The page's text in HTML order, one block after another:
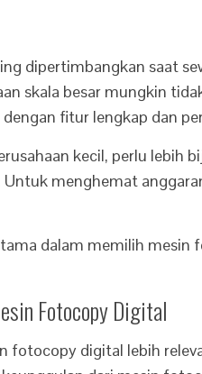
dipertimbangkan saat
skala besar mungkin
fitur lengkap dan
kecil, perlu lebih
menghemat
dalam memilih mesin
Fotocopy Digital
fotocopy digital lebih